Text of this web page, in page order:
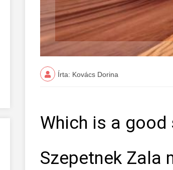
Írta: Kovács Dorina
Which is a good
Szepetnek Zala